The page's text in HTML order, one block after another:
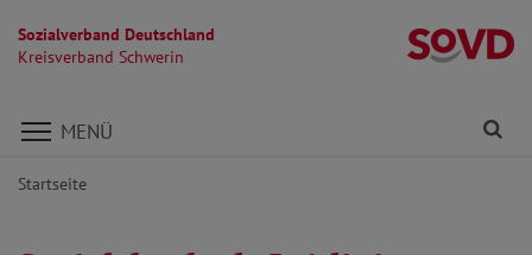
Sozialverband Deutschland
Kreisverband Schwerin
Direkt zu den Inhalten springen
MENÜ
Startseite